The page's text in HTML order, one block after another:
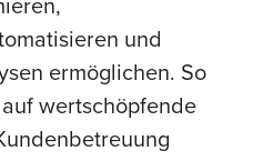
und
ermöglichen. So
wertschöpfende